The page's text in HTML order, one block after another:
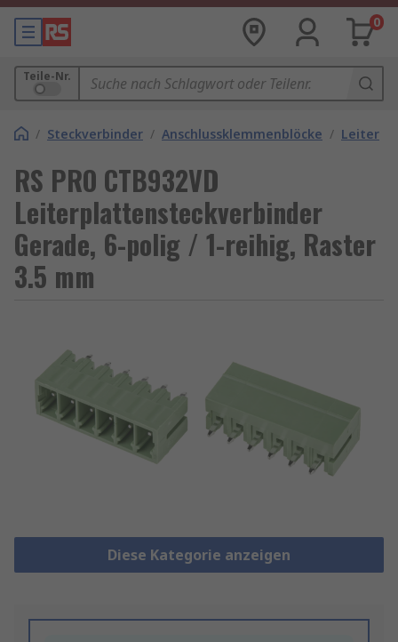
0
Teile-Nr.
/ Steckverbinder / Anschlussklemmenblöcke /
RS PRO CTB932VD
Leiterplattensteckverbinder
Gerade, 6-polig / 1-reihig, Raster
3.5 mm
Diese Kategorie anzeigen